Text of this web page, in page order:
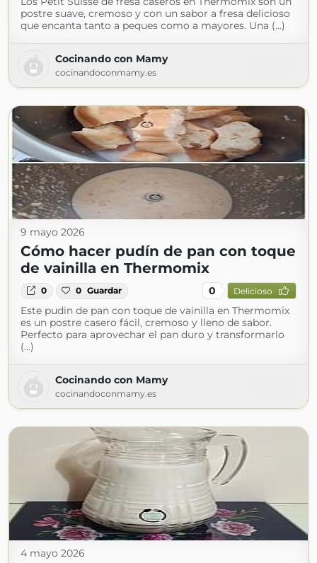
postre suave, cremoso y con un sabor a fresa delicioso
que encanta tanto a peques como a mayores. Una (...)
Cocinando con Mamy
cocinandoconmamy.es
9 mayo 2026
Cómo hacer pudín de pan con toque
de vainilla en Thermomix
0 0 Guardar 0 Delicioso
Este pudin de pan con toque de vainilla en Thermomix
es un postre casero fácil, cremoso y lleno de sabor.
Perfecto para aprovechar el pan duro y transformarlo
(...)
Cocinando con Mamy
cocinandoconmamy.es
4 mayo 2026